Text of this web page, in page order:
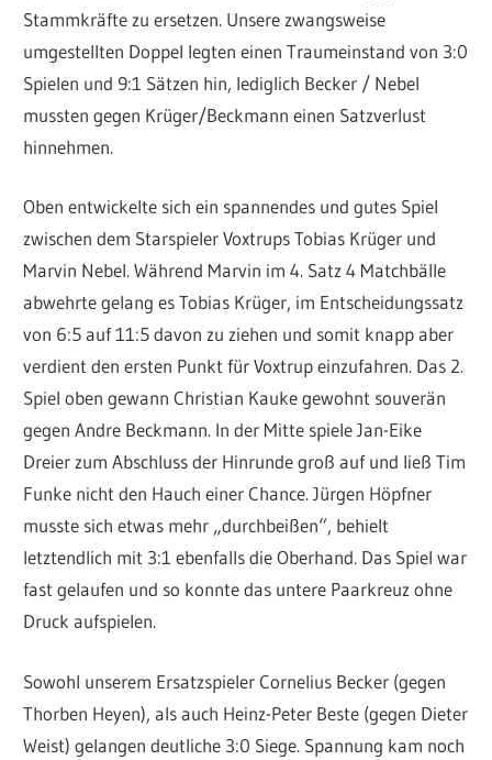
Stammkräfte zu ersetzen. Unsere zwangsweise
umgestellten Doppel legten einen Traumeinstand von 3:0
Spielen und 9:1 Sätzen hin, lediglich Becker / Nebel
mussten gegen Krüger/Beckmann einen Satzverlust
hinnehmen.
Oben entwickelte sich ein spannendes und gutes Spiel
zwischen dem Starspieler Voxtrups Tobias Krüger und
Marvin Nebel. Während Marvin im 4. Satz 4 Matchbälle
abwehrte gelang es Tobias Krüger, im Entscheidungssatz
von 6:5 auf 11:5 davon zu ziehen und somit knapp aber
verdient den ersten Punkt für Voxtrup einzufahren. Das 2.
Spiel oben gewann Christian Kauke gewohnt souverän
gegen Andre Beckmann. In der Mitte spiele Jan-Eike
Dreier zum Abschluss der Hinrunde groß auf und ließ Tim
Funke nicht den Hauch einer Chance. Jürgen Höpfner
musste sich etwas mehr „durchbeißen“, behielt
letztendlich mit 3:1 ebenfalls die Oberhand. Das Spiel war
fast gelaufen und so konnte das untere Paarkreuz ohne
Druck aufspielen.
Sowohl unserem Ersatzspieler Cornelius Becker (gegen
Thorben Heyen), als auch Heinz-Peter Beste (gegen Dieter
Weist) gelangen deutliche 3:0 Siege. Spannung kam noch